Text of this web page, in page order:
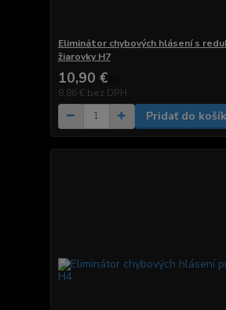
Eliminátor chybových hlásení s
žiarovky H7
10,90 €
8,86 € bez DPH
Pridať do